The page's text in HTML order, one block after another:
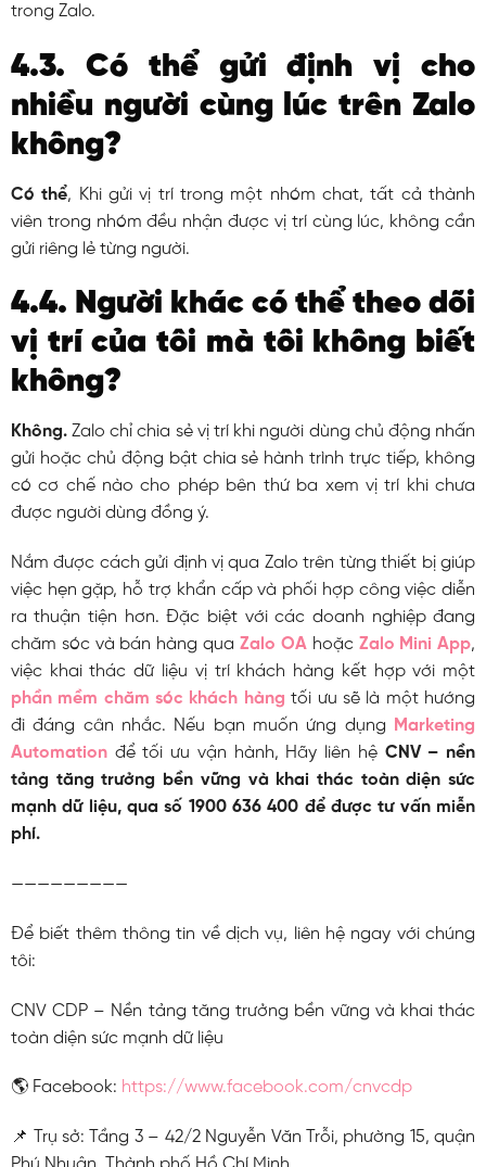
trong Zalo.
4.3. Có thể gửi định vị cho
nhiều người cùng lúc trên Zalo
không?
Có thể, Khi gửi vị trí trong một nhóm chat, tất cả thành
viên trong nhóm đều nhận được vị trí cùng lúc, không cần
gửi riêng lẻ từng người.
4.4. Người khác có thể theo dõi
vị trí của tôi mà tôi không biết
không?
Không.Zalo chỉ chia sẻ vị trí khi người dùng chủ động nhấn
gửi hoặc chủ động bật chia sẻ hành trình trực tiếp, không
có cơ chế nào cho phép bên thứ ba xem vị trí khi chưa
được người dùng đồng ý.
Nắm được cách gửi định vị qua Zalo trên từng thiết bị giúp
việc hẹn gặp, hỗ trợ khẩn cấp và phối hợp công việc diễn
ra thuận tiện hơn. Đặc biệt với các doanh nghiệp đang
chăm sóc và bán hàng qua Zalo OAhoặc Zalo Mini App,
việc khai thác dữ liệu vị trí khách hàng kết hợp với một
phần mềm chăm sóc khách hàng tối ưu sẽ là một hướng
đi đáng cân nhắc. Nếu bạn muốn ứng dụng
Marketing
Automationđể tối ưu vận hành, Hãy liên hệ CNV – nền
tảng tăng trưởng bền vững và khai thác toàn diện sức
mạnh dữ liệu, qua số 1900 636 400 để được tư vấn miễn
phí.
—————————
Để biết thêm thông tin về dịch vụ, liên hệ ngay với chúng
tôi:
CNV CDP – Nền tảng tăng trưởng bền vững và khai thác
toàn diện sức mạnh dữ liệu
🌎 Facebook: https://www.facebook.com/cnvcdp
📌 Trụ sở: Tầng 3 – 42/2 Nguyễn Văn Trỗi, phường 15, quận